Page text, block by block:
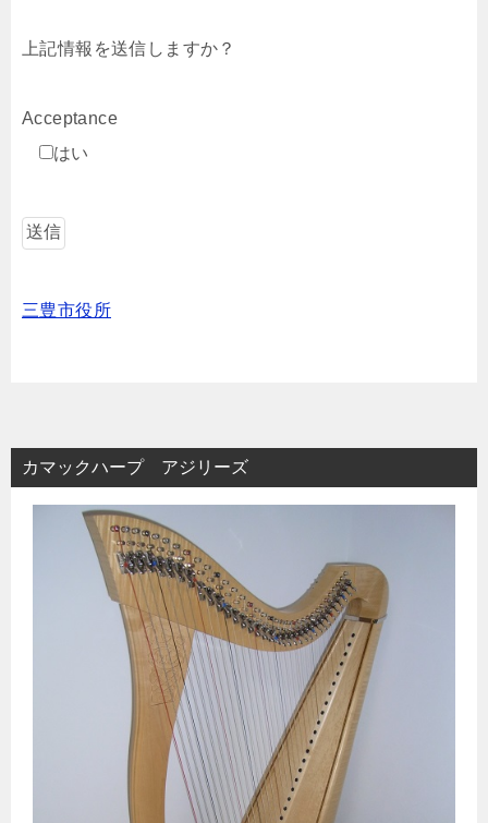
上記情報を送信しますか？
Acceptance
はい
三豊市役所
カマックハープ アジリーズ